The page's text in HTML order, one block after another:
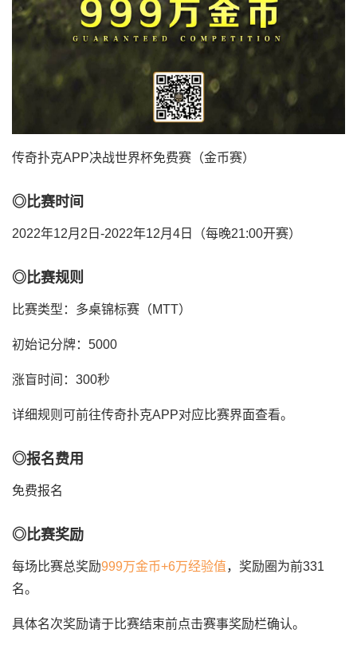
传奇扑克APP决战世界杯免费赛（金币赛）
◎比赛时间
2022年12月2日-2022年12月4日（每晚21:00开赛）
◎比赛规则
比赛类型：多桌锦标赛（MTT）
初始记分牌：5000
涨盲时间：300秒
详细规则可前往传奇扑克APP对应比赛界面查看。
◎报名费用
免费报名
◎比赛奖励
每场比赛总奖励999万金币+6万经验值，奖励圈为前331
名。
具体名次奖励请于比赛结束前点击赛事奖励栏确认。